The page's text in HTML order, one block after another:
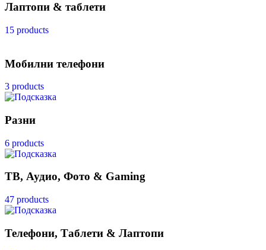
Лаптопи & таблети
15 products
Мобилни телефони
3 products
Разни
6 products
ТВ, Аудио, Фото & Gaming
47 products
Телефони, Таблети & Лаптопи